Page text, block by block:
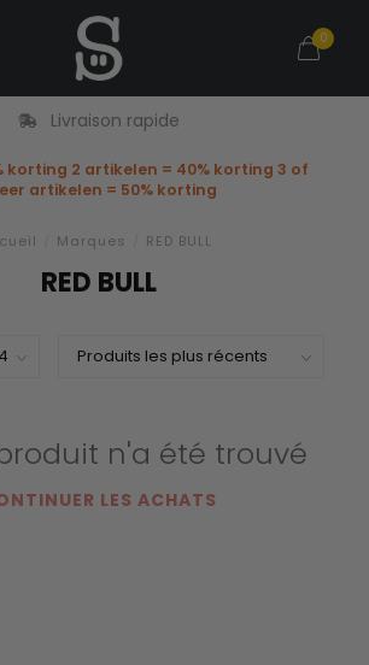
0
Livraison rapide
korting 2 artikelen = 40% korting 3 of
artikelen = 50% korting
Marques RED BULL
RED BULL
n'a été trouvé
LES ACHATS